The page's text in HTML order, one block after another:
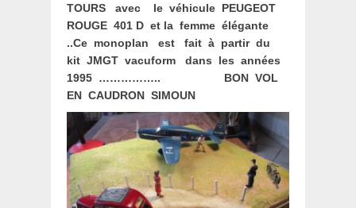
TOURS avec le véhicule PEUGEOT
ROUGE 401 D et la femme élégante
..Ce monoplan est fait à partir du
kit JMGT vacuform dans les années
1995 …………….. BON VOL
EN CAUDRON SIMOUN